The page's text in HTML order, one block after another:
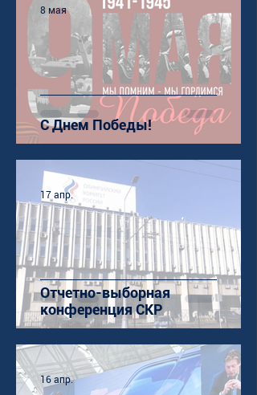
С Днем Победы!
8 мая
Отчетно-выборная
конференция СКР
17 апр.
16 апр.